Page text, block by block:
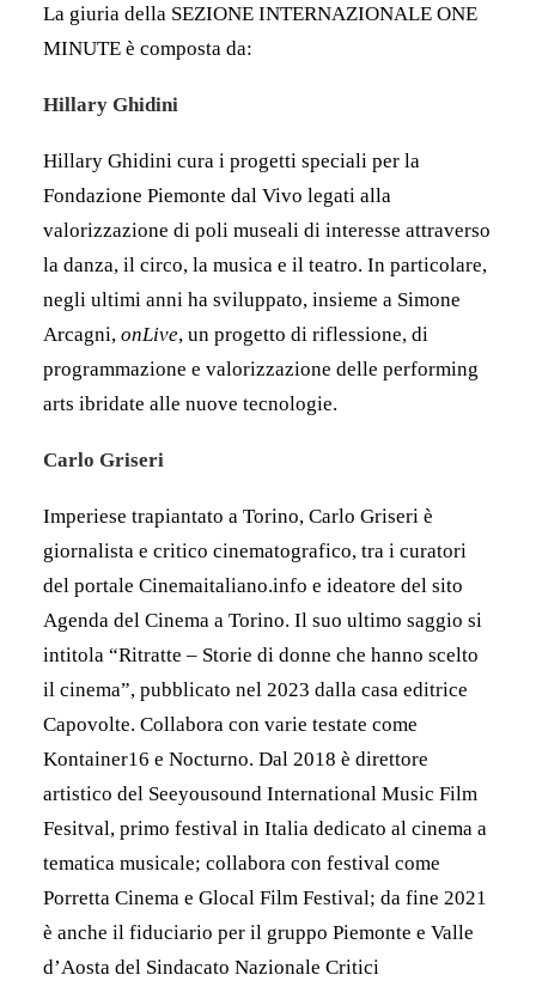
La giuria della SEZIONE INTERNAZIONALE ONE
MINUTE è composta da:
Hillary Ghidini
Hillary Ghidini cura i progetti speciali per la
Fondazione Piemonte dal Vivo legati alla
valorizzazione di poli museali di interesse attraverso
la danza, il circo, la musica e il teatro. In particolare,
negli ultimi anni ha sviluppato, insieme a Simone
Arcagni, onLive, un progetto di riflessione, di
programmazione e valorizzazione delle performing
arts ibridate alle nuove tecnologie.
Carlo Griseri
Imperiese trapiantato a Torino, Carlo Griseri è
giornalista e critico cinematografico, tra i curatori
del portale Cinemaitaliano.info e ideatore del sito
Agenda del Cinema a Torino. Il suo ultimo saggio si
intitola “Ritratte – Storie di donne che hanno scelto
il cinema”, pubblicato nel 2023 dalla casa editrice
Capovolte. Collabora con varie testate come
Kontainer16 e Nocturno. Dal 2018 è direttore
artistico del Seeyousound International Music Film
Fesitval, primo festival in Italia dedicato al cinema a
tematica musicale; collabora con festival come
Porretta Cinema e Glocal Film Festival; da fine 2021
è anche il fiduciario per il gruppo Piemonte e Valle
d’Aosta del Sindacato Nazionale Critici